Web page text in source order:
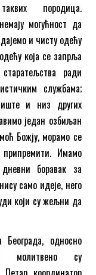
породица.
могућност да
и чисту одећу
која се запрља
ради
службама;
и низ других
један озбиљан
Божју, морамо се
Имамо
боравак за
само идеје, него
који су жељни да
односно
молитвено су